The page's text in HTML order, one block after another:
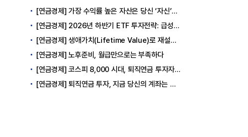
[연금경제] 가장 수익률 높은 자산은 당신 ‘자신’이다
[연금경제] 2026년 하반기 ETF 투자전략: 급성장의 상반기를 접고, 이제 '실적'이 가르는 하반기를 맞다
[연금경제] 생애가치(Lifetime Value)로 재설계하는 은퇴 후 안정적 생활보장과 평생소득 전략
[연금경제] 노후준비, 월급만으로는 부족하다
[연금경제] 코스피 8,000 시대, 퇴직연금 투자자는 왜 지금 FOMO를 경계해야 하는가
[연금경제] 퇴직연금 투자, 지금 당신의 계좌는 어느 편인가?